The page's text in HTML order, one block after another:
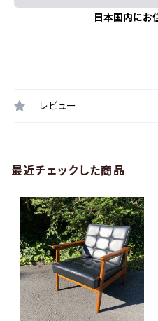
日本国内にお
レビュー
最近チェックした商品